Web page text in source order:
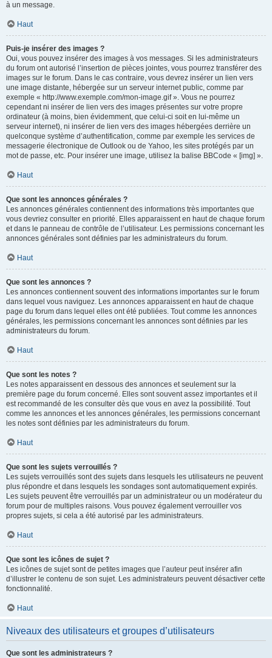
à un message.
Haut
Puis-je insérer des images ?
Oui, vous pouvez insérer des images à vos messages. Si les administrateurs
du forum ont autorisé l’insertion de pièces jointes, vous pourrez transférer des
images sur le forum. Dans le cas contraire, vous devrez insérer un lien vers
une image distante, hébergée sur un serveur internet public, comme par
exemple « http://www.exemple.com/mon-image.gif ». Vous ne pourrez
cependant ni insérer de lien vers des images présentes sur votre propre
ordinateur (à moins, bien évidemment, que celui-ci soit en lui-même un
serveur internet), ni insérer de lien vers des images hébergées derrière un
quelconque système d’authentification, comme par exemple les services de
messagerie électronique de Outlook ou de Yahoo, les sites protégés par un
mot de passe, etc. Pour insérer une image, utilisez la balise BBCode « [img] ».
Haut
Que sont les annonces générales ?
Les annonces générales contiennent des informations très importantes que
vous devriez consulter en priorité. Elles apparaissent en haut de chaque forum
et dans le panneau de contrôle de l’utilisateur. Les permissions concernant les
annonces générales sont définies par les administrateurs du forum.
Haut
Que sont les annonces ?
Les annonces contiennent souvent des informations importantes sur le forum
dans lequel vous naviguez. Les annonces apparaissent en haut de chaque
page du forum dans lequel elles ont été publiées. Tout comme les annonces
générales, les permissions concernant les annonces sont définies par les
administrateurs du forum.
Haut
Que sont les notes ?
Les notes apparaissent en dessous des annonces et seulement sur la
première page du forum concerné. Elles sont souvent assez importantes et il
est recommandé de les consulter dès que vous en avez la possibilité. Tout
comme les annonces et les annonces générales, les permissions concernant
les notes sont définies par les administrateurs du forum.
Haut
Que sont les sujets verrouillés ?
Les sujets verrouillés sont des sujets dans lesquels les utilisateurs ne peuvent
plus répondre et dans lesquels les sondages sont automatiquement expirés.
Les sujets peuvent être verrouillés par un administrateur ou un modérateur du
forum pour de multiples raisons. Vous pouvez également verrouiller vos
propres sujets, si cela a été autorisé par les administrateurs.
Haut
Que sont les icônes de sujet ?
Les icônes de sujet sont de petites images que l’auteur peut insérer afin
d’illustrer le contenu de son sujet. Les administrateurs peuvent désactiver cette
fonctionnalité.
Haut
Niveaux des utilisateurs et groupes d’utilisateurs
Que sont les administrateurs ?